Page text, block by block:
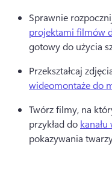
Sprawnie
projektami filmów
gotowy do użycia
Przekształcaj
wideomontaże do
Twórz filmy, na
przykład do
pokazywania